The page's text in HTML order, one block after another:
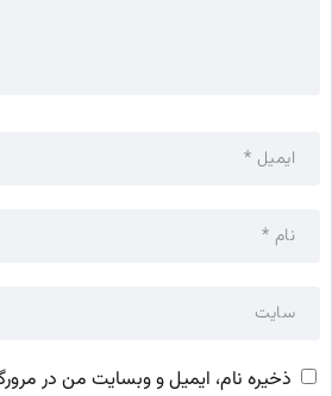
ذخیره نام، ایمیل و وبسایت من در